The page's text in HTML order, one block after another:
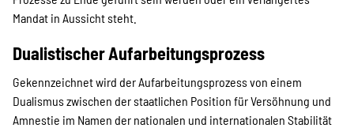
Mandat in Aussicht steht.
Dualistischer Aufarbeitungsprozess
Gekennzeichnet wird der Aufarbeitungsprozess von einem
Dualismus zwischen der staatlichen Position für Versöhnung und
Amnestie im Namen der nationalen und internationalen Stabilität